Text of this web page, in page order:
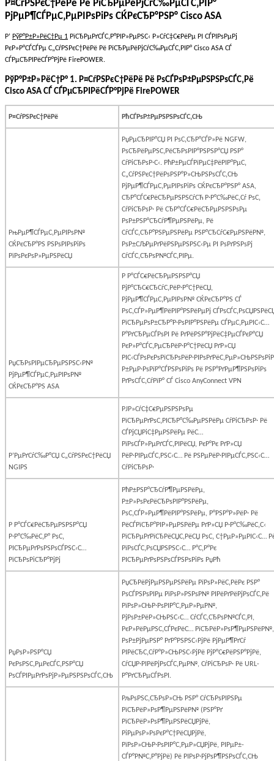
Р¤СѓРЅРєС†РёРё Рё РїСЂРµРёРјСѓС‰РµСЃС‚РІР°
РјРµР¶СЃРµС‚РµРІРѕРіРѕ СЌРєСЂР°РЅР° CiscoASA
Р’ РўР°Р±Р»РёС†Рµ 1 РїСЂРµРґСЃС‚Р°РІР»РµРЅС‹ Р»СѓС‡С€РёРµ РІ СЃРІРѕРµРј
РєР»Р°СЃСЃРµ С„СѓРЅРєС†РёРё Рё РїСЂРµРёРјСѓС‰РµСЃС‚РІР° Cisco ASA СЃ
СЃРµСЂРІРёСЃР°РјРё FirePOWER.
РўР°Р±Р»РёС†Р° 1. Р¤СѓРЅРєС†РёРё Рё РѕСЃРѕР±РµРЅРЅРѕСЃС‚Рё
Cisco ASA СЃ СЃРµСЂРІРёСЃР°РјРё FirePOWER
Р¤СѓРЅРєС†РёРё РћСЃРѕР±РµРЅРЅРѕСЃС‚СЊ
РњРµР¶СЃРµС‚РµРІРѕР№
СЌРєСЂР°РЅ РЅРѕРІРѕРіРѕ
РїРѕРєРѕР»РµРЅРёСЏ
РџРµСЂРІР°СЏ РІ РѕС‚СЂР°СЃР»Рё NGFW,
РѕСЂРёРµРЅС‚РёСЂРѕРІР°РЅРЅР°СЏ РЅР°
СѓРіСЂРѕР·С‹. РћР±РµСЃРїРµС‡РёРІР°РµС‚
С„СѓРЅРєС†РёРѕРЅР°Р»СЊРЅРѕСЃС‚СЊ
РјРµР¶СЃРµС‚РµРІРѕРіРѕ СЌРєСЂР°РЅР° ASA,
СЂР°СЃС€РёСЂРµРЅРЅСѓСЋ Р·Р°С‰РёС‚Сѓ РѕС‚
СѓРіСЂРѕР· Рё СЂР°СЃС€РёСЂРµРЅРЅРѕРµ
РѕР±РЅР°СЂСѓР¶РµРЅРёРµ, Рё
СѓСЃС‚СЂР°РЅРµРЅРёРµ РЅР°СЂСѓС€РµРЅРёР№,
РѕР±СЉРµРґРёРЅРµРЅРЅС‹Рµ РІ РѕРґРЅРѕРј
СѓСЃС‚СЂРѕР№СЃС‚РІРµ.
РџСЂРѕРІРµСЂРµРЅРЅС‹Р№
РјРµР¶СЃРµС‚РµРІРѕР№
СЌРєСЂР°РЅ ASA
Р Р°СЃС€РёСЂРµРЅРЅР°СЏ
РјР°СЂС€СЂСѓС‚РёР·Р°С†РёСЏ,
РјРµР¶СЃРµС‚РµРІРѕР№ СЌРєСЂР°РЅ СЃ
РѕС‚СЃР»РµР¶РёРІР°РЅРёРµРј
РїСЂРµРѕР±СЂР°Р·РѕРІР°РЅРёРµ СЃРµС‚РµРІС‹С…
Р°РґСЂРµСЃРѕРІ Рё РґРёРЅР°РјРёС‡РµСЃРєР°СЏ
РєР»Р°СЃС‚РµСЂРёР·Р°С†РёСЏ РґР»СЏ
Р±РµР·РѕРїР°СЃРЅРѕРіРѕ Рё РЅР°РґРµР¶РЅРѕРіРѕ
РґРѕСЃС‚СѓРїР° СЃ Cisco AnyConnect VPN
Р’РµРґСѓС‰Р°СЏ С„СѓРЅРєС†РёСЏ
NGIPS
РЈР»СѓС‡С€РµРЅРЅРѕРµ
РїСЂРµРґРѕС‚РІСЂР°С‰РµРЅРёРµ СѓРіСЂРѕР· Рё
СЃРјСЏРіС‡РµРЅРёРµ РёС…
РїРѕСЃР»РµРґСЃС‚РІРёСЏ, РєР°Рє РґР»СЏ
РёР·РІРµСЃС‚РЅС‹С… Рё РЅРµРёР·РІРµСЃС‚РЅС‹С…
СѓРіСЂРѕР·
Р Р°СЃС€РёСЂРµРЅРЅР°СЏ
Р·Р°С‰РёС‚Р° РѕС‚
РІСЂРµРґРѕРЅРѕСЃРЅС‹С…
РїСЂРѕРіСЂР°РјРј
РћР±РЅР°СЂСѓР¶РµРЅРёРµ,
Р±Р»РѕРєРёСЂРѕРІР°РЅРёРµ,
РѕС‚СЃР»РµР¶РёРІР°РЅРёРµ, Р°РЅР°Р»РёР· Рё
РёСЃРїСЂР°РІР»РµРЅРёРµ РґР»СЏ Р·Р°С‰РёС‚С‹
РїСЂРµРґРїСЂРёСЏС‚РёСЏ РѕС‚ С†РµР»РµРІС‹С…
РїРѕСЃС‚РѕСЏРЅРЅС‹С… Р°С‚Р°Рє
РІСЂРµРґРѕРЅРѕСЃРЅРѕРіРѕ РџРћ
РџРѕР»РЅР°СЏ
РєРѕРЅС‚РµРєСЃС‚РЅР°СЏ
РѕСЃРІРµРґРѕРјР»РµРЅРЅРѕСЃС‚СЊ
РџСЂРёРјРµРЅРµРЅРёРµ РїРѕР»РёС‚РёРє РЅР°
РѕСЃРЅРѕРІРµ РїРѕР»РЅРѕР№ РІРёРґРёРјРѕСЃС‚Рё
РїРѕР»СЊР·РѕРІР°С‚РµР»РµР№,
РјРѕР±РёР»СЊРЅС‹С… СѓСЃС‚СЂРѕР№СЃС‚РІ,
РєР»РёРµРЅС‚СЃРєРёС… РїСЂРёР»РѕР¶РµРЅРёР№,
РѕР±РјРµРЅР° РґР°РЅРЅС‹РјРё РјРµР¶РґСѓ
РІРёСЂС‚СѓР°Р»СЊРЅС‹РјРё РјР°С€РёРЅР°РјРё,
СѓСЏР·РІРёРјРѕСЃС‚РµР№, СѓРіСЂРѕР· Рё URL-
Р°РґСЂРµСЃРѕРІ.
РљРѕРЅС‚СЂРѕР»СЊ РЅР° СѓСЂРѕРІРЅРµ
РїСЂРёР»РѕР¶РµРЅРёР№ (РЅР°Рґ
РїСЂРёР»РѕР¶РµРЅРёСЏРјРё,
РіРµРѕР»РѕРєР°С†РёСЏРјРё,
РїРѕР»СЊР·РѕРІР°С‚РµР»СЏРјРё, РІРµР±-
СЃР°Р№С‚Р°РјРё) Рё РІРѕР·РјРѕР¶РЅРѕСЃС‚СЊ